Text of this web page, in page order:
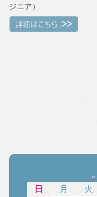
ジニア）
«
日 月 火